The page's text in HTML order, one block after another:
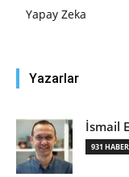
Yapay Zeka
Yazarlar
İsmail
931